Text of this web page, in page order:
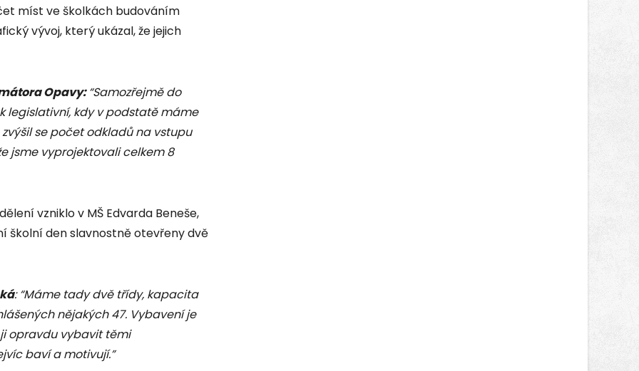
míst ve školkách budováním
vývoj, který ukázal, že jejich
Opavy:“Samozřejmě do
legislativní, kdy v podstatě máme
se počet odkladů na vstupu
jsme vyprojektovali celkem 8
vzniklo v MŠ Edvarda Beneše,
školní den slavnostně otevřeny dvě
: “Máme tady dvě třídy, kapacita
nějakých 47. Vybavení je
opravdu vybavit těmi
baví a motivují.”